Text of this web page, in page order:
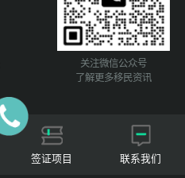
关注微信公众号
了解更多移民资讯
签证项目 联系我们